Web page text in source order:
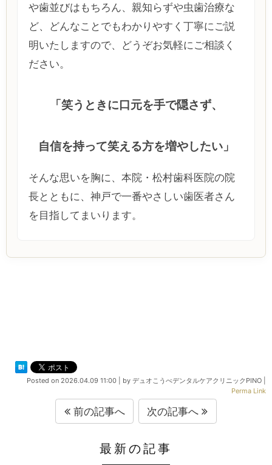
や歯並びはもちろん、親知らずや虫歯治療な
ど、どんなことでもわかりやすく丁寧にご説
明いたしますので、どうぞお気軽にご相談く
ださい。
「笑うときに口元を手で隠さず、
自信を持って笑える方を増やしたい」
そんな思いを胸に、本院・松村歯科医院の院
長とともに、神戸で一番やさしい歯医者さん
を目指してまいります。
Posted on 2026.04.09 11:00 by デュオこうべデンタルケアクリニックPINO
Perma Link
前の記事へ 次の記事へ
最新の記事